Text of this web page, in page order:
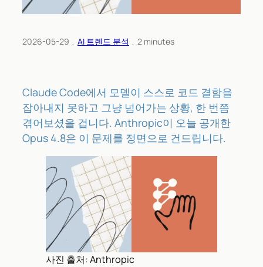
2026-05-29 ﹒ AI 트렌드 분석 ﹒ 2 minutes
Claude Code에서 모델이 스스로 코드 결함을
잡아내지 못하고 그냥 넘어가는 상황, 한 번쯤
겪어보셨을 겁니다. Anthropic이 오늘 공개한
Opus 4.8은 이 문제를 정면으로 건드립니다.
사진 출처: Anthropic